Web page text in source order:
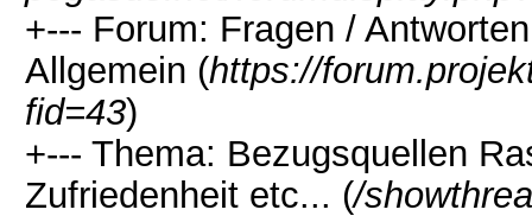
+--- Forum: Fragen /
Allgemein (https://
fid=43)
+--- Thema: Bezugsquellen
Zufriedenheit etc... (/